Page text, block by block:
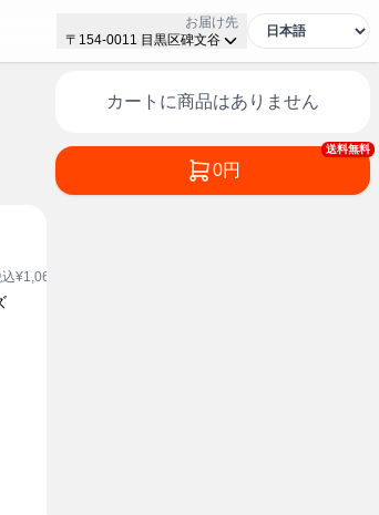
お届け先
〒154-0011 目黒区碑文谷
¥1,064.8)
カートに商品はありません
送料無料
0円